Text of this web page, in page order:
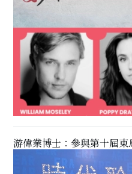
游偉業博士：參與第十屆